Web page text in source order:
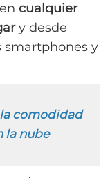
cualquier
y desde
smartphones y
comodidad
la nube